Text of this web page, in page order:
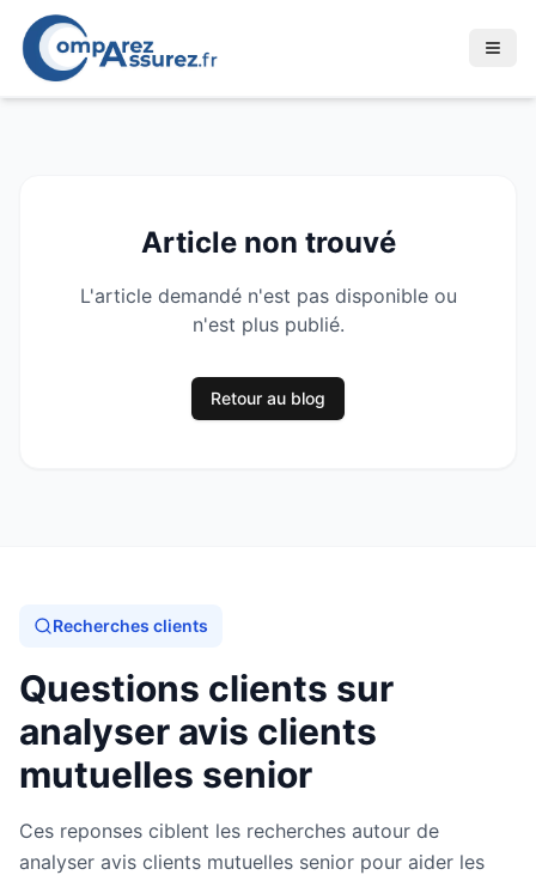
Article non trouvé
L'article demandé n'est pas disponible ou
n'est plus publié.
Retour au blog
Recherches clients
Questions clients sur
analyser avis clients
mutuelles senior
Ces reponses ciblent les recherches autour de
analyser avis clients mutuelles senior pour aider les